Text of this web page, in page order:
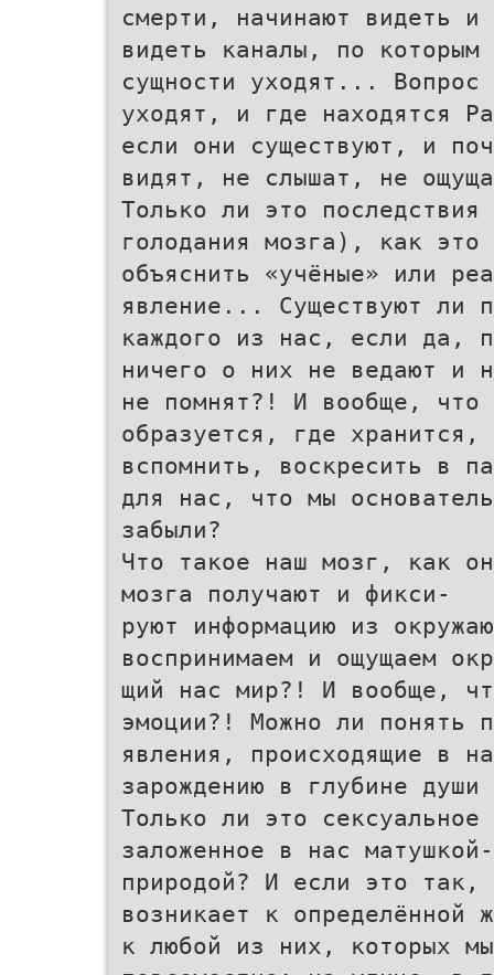
смерти, начинают видеть и
видеть каналы, по которым
сущности уходят...
уходят, и где находятся
если они существуют, и
видят, не слышат, не
Только ли это последствия
голодания мозга), как это
объяснить «учёные» или
явление... Существуют ли
каждого из нас, если да,
ничего о них не ведают и
не помнят?! И вообще, что
образуется, где
вспомнить, воскресить в
для нас, что мы
забыли?
Что такое наш мозг, как
мозга получают и фикси-
руют информацию из
воспринимаем и ощущаем
щий нас мир?! И вообще,
эмоции?! Можно ли понять
явления, происходящие в
зарождению в глубине души
Только ли это
заложенное в нас матушкой-
природой? И если это так,
возникает к определённой
к любой из них, которых